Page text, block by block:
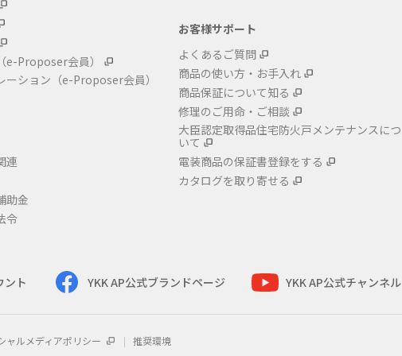
e-Proposer会員）
ーション （e-Proposer会員）
連
助金
令
お客様サポート
よくあるご質問
商品の使い方・お手入れ
商品保証について知る
修理のご用命・ご相談
大臣認定取得品住宅防火戸メンテナンスにつ
いて
電装商品の保証書登録をする
カタログを取り寄せる
ント YKK AP公式ブランドページ YKK AP公式チャンネル
ャルメディアポリシー 推奨環境